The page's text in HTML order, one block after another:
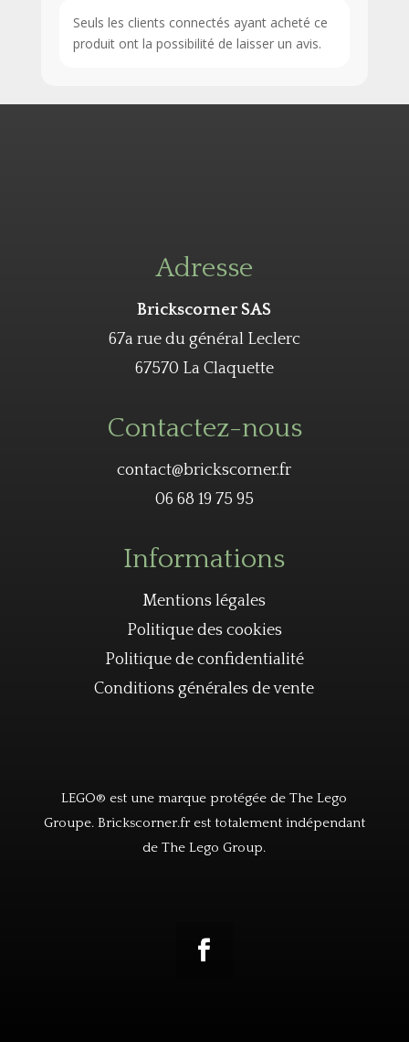
Seuls les clients connectés ayant acheté ce
produit ont la possibilité de laisser un avis.
Adresse
Brickscorner SAS
67a rue du général Leclerc
67570 La Claquette
Contactez-nous
contact@brickscorner.fr
06 68 19 75 95
Informations
Mentions légales
Politique des cookies
Politique de confidentialité
Conditions générales de vente
LEGO® est une marque protégée de The Lego
Groupe. Brickscorner.fr est totalement indépendant
de The Lego Group.